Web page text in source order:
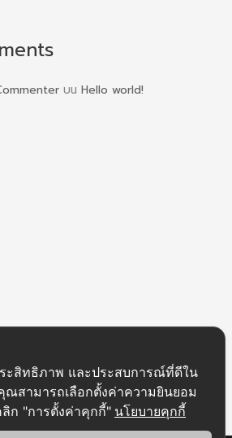
บนHello world!
ระสิทธิภาพ และประสบการณ์ที่ดีใน
ณสามารถเลือกตั้งค่าความยินยอม
ก "การตั้งค่าคุกกี้" นโยบายคุกกี้